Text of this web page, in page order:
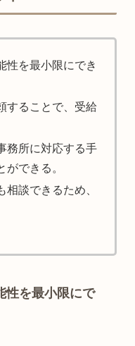
性を最小限にでき
することで、受給
務所に対応する手
ができる。
相談できるため、
性を最小限にで